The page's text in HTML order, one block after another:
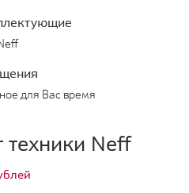
для Вас время
Neff